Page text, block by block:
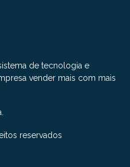
de tecnologia e
vender mais com mais
reservados